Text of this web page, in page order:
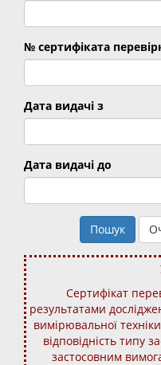
№ сертифіката
Дата видачі з
Дата видачі до
Пошук
Сертифікат
результатами
вимірювальної
відповідність типу
застосовним